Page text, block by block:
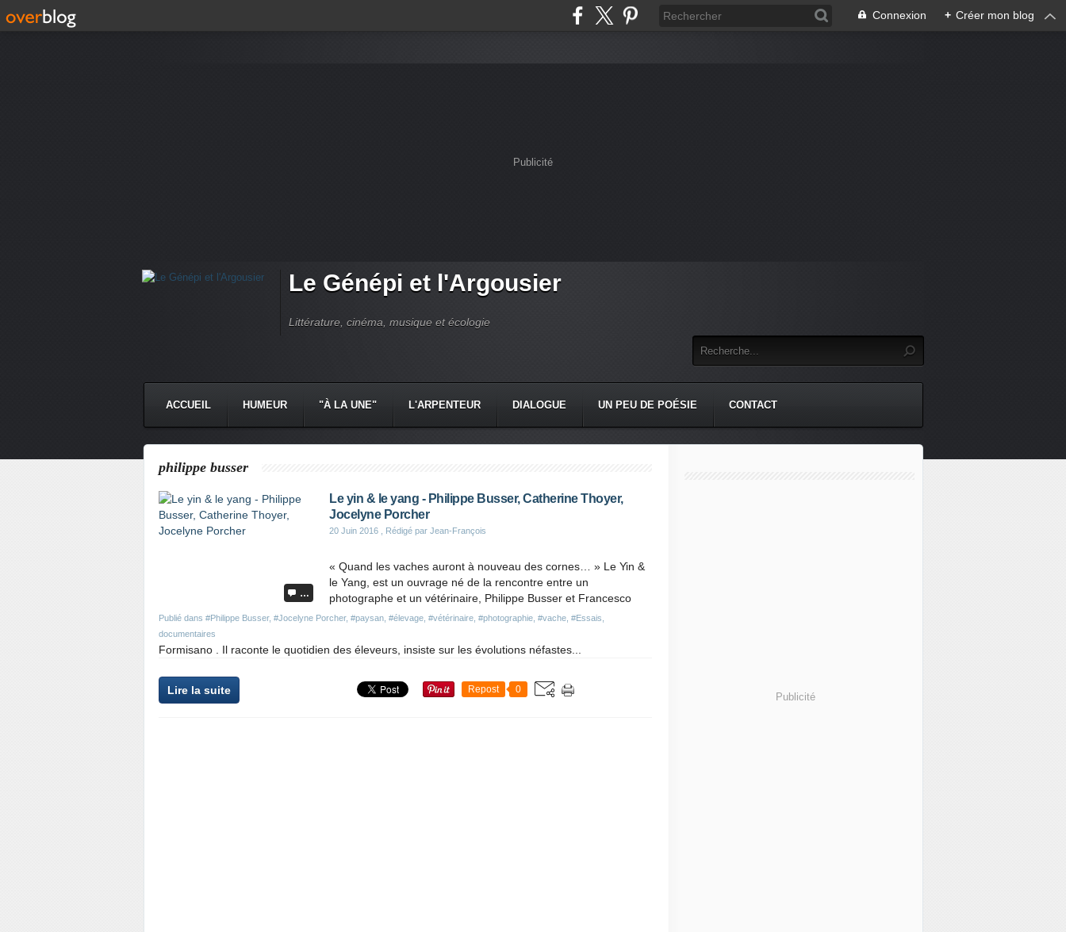
Connexion + Créer mon blog
Publicité
Le Génépi et l'Argousier
Littérature, cinéma, musique et écologie
ACCUEIL HUMEUR "À LA UNE" L'ARPENTEUR DIALOGUE UN PEU DE POÉSIE CONTACT
philippe busser
…
Le yin & le yang - Philippe Busser, Catherine Thoyer,
Jocelyne Porcher
20 Juin 2016 , Rédigé par Jean-François
Publié dans #Philippe Busser, #Jocelyne Porcher, #paysan #élevage #vétérinaire #photographie #vache #Essais,
documentaires
« Quand les vaches auront à nouveau des cornes… » Le Yin &
le Yang, est un ouvrage né de la rencontre entre un
photographe et un vétérinaire, Philippe Busser et Francesco
Formisano . Il raconte le quotidien des éleveurs, insiste sur les évolutions néfastes...
Lire la suite Repost 0
Publicité